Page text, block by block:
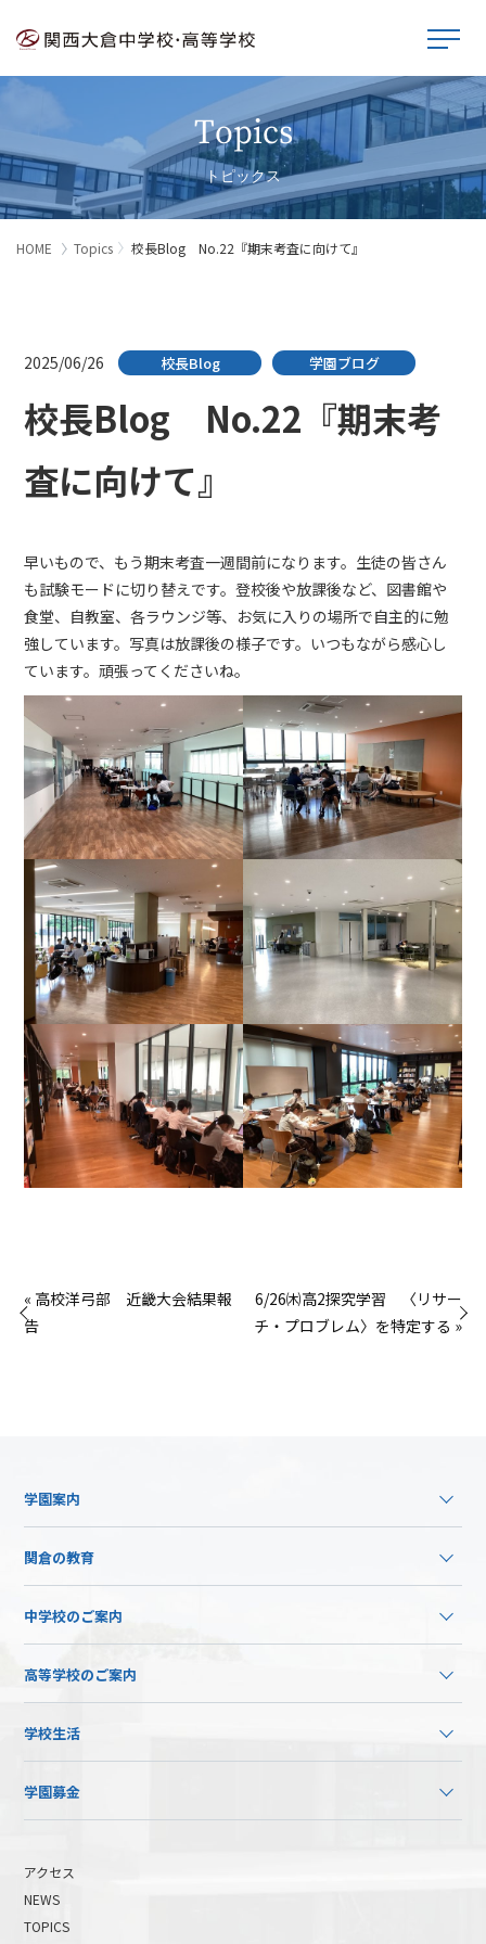
Topics
トピックス
HOME Topics 校長Blog No.22『期末考査に向けて』
2025/06/26 校長Blog 学園ブログ
校長Blog No.22『期末考
査に向けて』
早いもので、もう期末考査一週間前になります。生徒の皆さん
も試験モードに切り替えです。登校後や放課後など、図書館や
食堂、自教室、各ラウンジ等、お気に入りの場所で自主的に勉
強しています。写真は放課後の様子です。いつもながら感心し
ています。頑張ってくださいね。
« 高校洋弓部 近畿大会結果報
告
6/26㈭高2探究学習 〈リサー
チ・プロブレム〉を特定する »
学園案内
関倉の教育
中学校のご案内
高等学校のご案内
学校生活
学園募金
アクセス
NEWS
TOPICS